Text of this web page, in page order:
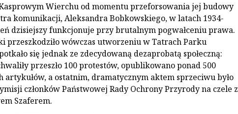
Wierchu od momentu przeforsowania jej budowy
komunikacji, Aleksandra Bobkowskiego, w latach 1934-
dzisiejszy funkcjonuje przy brutalnym pogwałceniu prawa.
przeszkodziło wówczas utworzeniu w Tatrach Parku
się jednak ze zdecydowaną dezaprobatą społeczną:
przeszło 100 protestów, opublikowano ponad 500
artykułów, a ostatnim, dramatycznym aktem sprzeciwu było
członków Państwowej Rady Ochrony Przyrody na czele z
Szaferem.